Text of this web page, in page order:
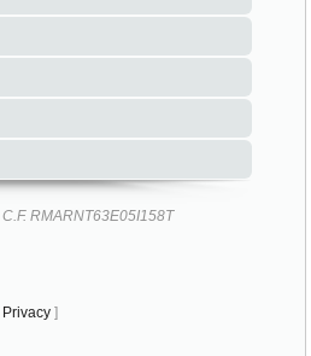
RMARNT63E05I158T
Privacy ]